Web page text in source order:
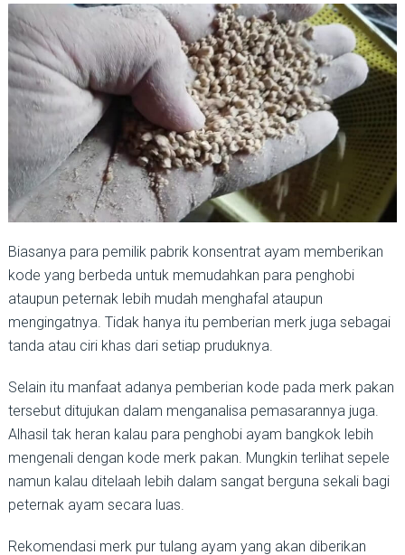
Biasanya para pemilik pabrik konsentrat ayam memberikan
kode yang berbeda untuk memudahkan para penghobi
ataupun peternak lebih mudah menghafal ataupun
mengingatnya. Tidak hanya itu pemberian merk juga sebagai
tanda atau ciri khas dari setiap pruduknya.
Selain itu manfaat adanya pemberian kode pada merk pakan
tersebut ditujukan dalam menganalisa pemasarannya juga.
Alhasil tak heran kalau para penghobi ayam bangkok lebih
mengenali dengan kode merk pakan. Mungkin terlihat sepele
namun kalau ditelaah lebih dalam sangat berguna sekali bagi
peternak ayam secara luas.
Rekomendasi merk pur tulang ayam yang akan diberikan